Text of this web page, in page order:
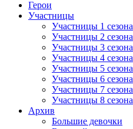
Герои
Участницы
Участницы 1 сезона
Участницы 2 сезона
Участницы 3 сезона
Участницы 4 сезона
Участницы 5 сезона
Участницы 6 сезона
Участницы 7 сезона
Участницы 8 сезона
Архив
Большие девочки